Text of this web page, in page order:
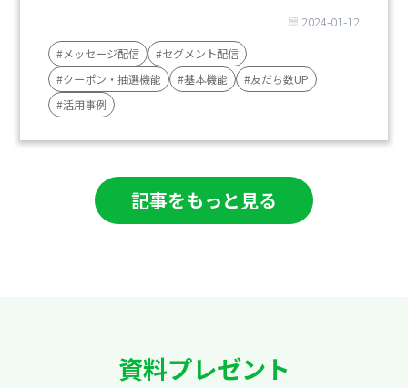
2024-01-12
#メッセージ配信
#セグメント配信
#クーポン・抽選機能
#基本機能
#友だち数UP
#活用事例
記事をもっと見る
資料プレゼント